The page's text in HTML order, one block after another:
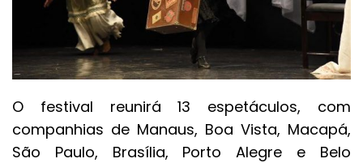
O festival reunirá 13 espetáculos, com
companhias de Manaus, Boa Vista, Macapá,
São Paulo, Brasília, Porto Alegre e Belo